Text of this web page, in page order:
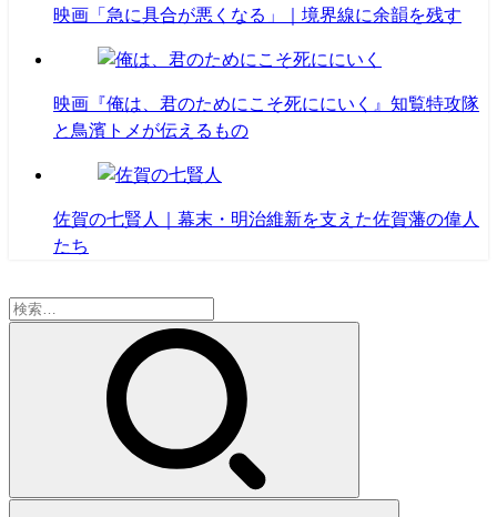
映画「急に具合が悪くなる」｜境界線に余韻を残す
映画『俺は、君のためにこそ死ににいく』知覧特攻隊
と鳥濱トメが伝えるもの
佐賀の七賢人｜幕末・明治維新を支えた佐賀藩の偉人
たち
検